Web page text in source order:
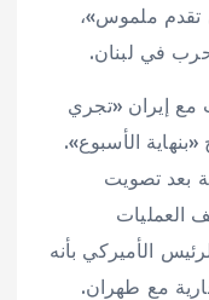
تقدم ملموس»،
في لبنان.
مع إيران «تجري
الأسبوع».
بعد تصويت
العمليات
الأميركي بأنه
مع طهران.